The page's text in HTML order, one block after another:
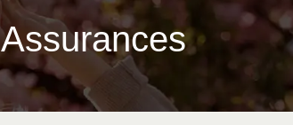
Assurances